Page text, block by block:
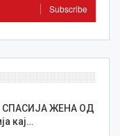
Subscribe
ЖЕНА ОД
кај…